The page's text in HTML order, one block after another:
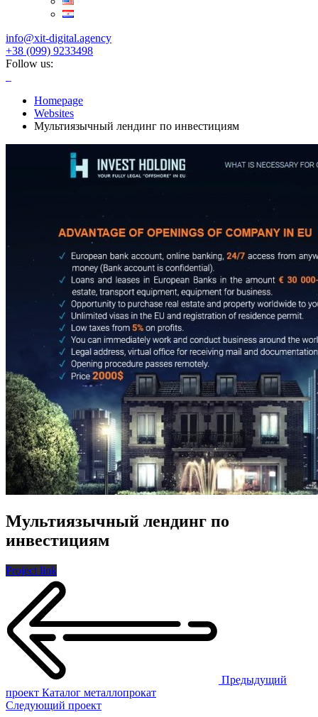
info@xit-digital.agency
+38 (099) 9233498
Follow us:
Homepage
Websites
Мультиязычный лендинг по инвестициям
Мультиязычный лендинг по
инвестициям
Project link
Предыдущий
проект Каталог металлопрокат
Следующий проект